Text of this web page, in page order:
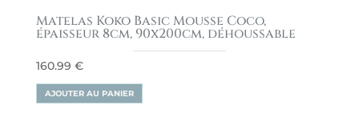
Matelas Koko Basic Mousse Coco,
épaisseur 8cm, 90x200cm, déhoussable
160.99 €
AJOUTER AU PANIER